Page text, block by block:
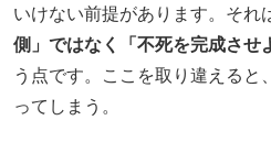
いけない前提があります。それ
側」ではなく「不死を完成させ
う点です。ここを取り違えると
ってしまう。